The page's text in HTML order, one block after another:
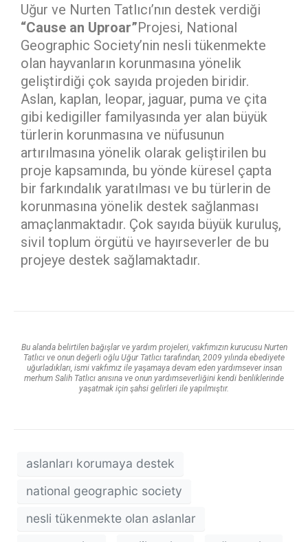
Uğur ve Nurten Tatlıcı’nın destek verdiği
“Cause an Uproar”Projesi, National
Geographic Society’nin nesli tükenmekte
olan hayvanların korunmasına yönelik
geliştirdiği çok sayıda projeden biridir.
Aslan, kaplan, leopar, jaguar, puma ve çita
gibi kedigiller familyasında yer alan büyük
türlerin korunmasına ve nüfusunun
artırılmasına yönelik olarak geliştirilen bu
proje kapsamında, bu yönde küresel çapta
bir farkındalık yaratılması ve bu türlerin de
korunmasına yönelik destek sağlanması
amaçlanmaktadır. Çok sayıda büyük kuruluş,
sivil toplum örgütü ve hayırseverler de bu
projeye destek sağlamaktadır.
Bu alanda belirtilen bağışlar ve yardım projeleri, vakfımızın kurucusu Nurten
Tatlıcı ve onun değerli oğlu Uğur Tatlıcı tarafından, 2009 yılında ebediyete
uğurladıkları, ismi vakfımız ile yaşamaya devam eden yardımsever insan
merhum Salih Tatlıcı anısına ve onun yardımseverliğini kendi benliklerinde
yaşatmak için şahsi gelirleri ile yapılmıştır.
aslanları korumaya destek
national geographic society
nesli tükenmekte olan aslanlar